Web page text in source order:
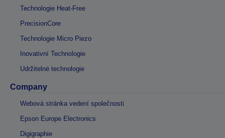
Technologie Heat-Free
PrecisionCore
Technologie Micro Piezo
Inovativní Technologie
Udržitelné technologie
Company
Webová stránka vedení společnosti
Epson Europe Electronics
Digigraphie